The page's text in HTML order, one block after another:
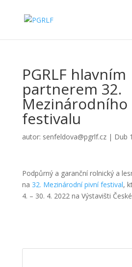
PGRLF hlavním
partnerem 32.
festivalu
autor: senfeldova@pgrlf.cz| Dub
Podpůrný a garanční rolnický a
na 32. Mezinárodní pivní festival,
4. – 30. 4. 2022 na Výstavišti